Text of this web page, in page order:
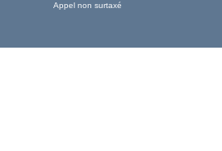
Appel non surtaxé